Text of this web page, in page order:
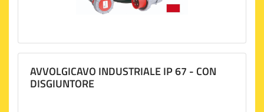
AVVOLGICAVO INDUSTRIALE IP 67 - CON
DISGIUNTORE